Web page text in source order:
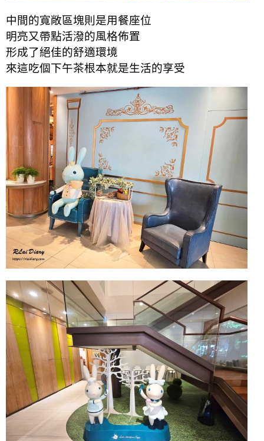
中間的寬敞區塊則是用餐座位
明亮又帶點活潑的風格佈置
形成了絕佳的舒適環境
來這吃個下午茶根本就是生活的享受